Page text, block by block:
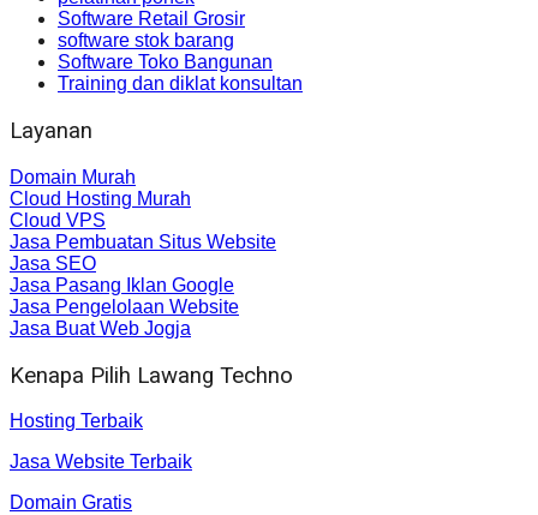
Software Retail Grosir
software stok barang
Software Toko Bangunan
Training dan diklat konsultan
Layanan
Domain Murah
Cloud Hosting Murah
Cloud VPS
Jasa Pembuatan Situs Website
Jasa SEO
Jasa Pasang Iklan Google
Jasa Pengelolaan Website
Jasa Buat Web Jogja
Kenapa Pilih Lawang Techno
Hosting Terbaik
Jasa Website Terbaik
Domain Gratis